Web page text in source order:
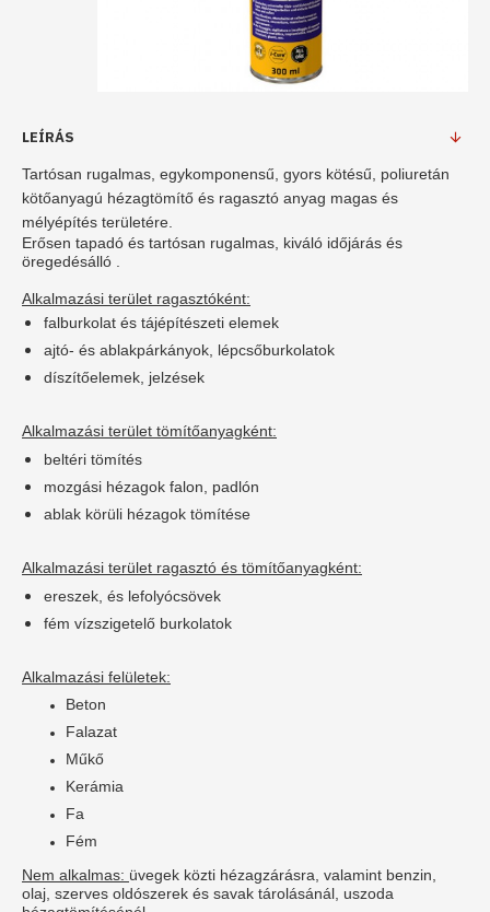
LEÍRÁS
Tartósan rugalmas, egykomponensű, gyors kötésű, poliuretán
kötőanyagú hézagtömítő és ragasztó anyag magas és
mélyépítés területére.
Erősen tapadó és tartósan rugalmas, kiváló időjárás és
öregedésálló .
Alkalmazási terület ragasztóként:
falburkolat és tájépítészeti elemek
ajtó- és ablakpárkányok, lépcsőburkolatok
díszítőelemek, jelzések
Alkalmazási terület tömítőanyagként:
beltéri tömítés
mozgási hézagok falon, padlón
ablak körüli hézagok tömítése
Alkalmazási terület ragasztó és tömítőanyagként:
ereszek, és lefolyócsövek
fém vízszigetelő burkolatok
Alkalmazási felületek:
Beton
Falazat
Műkő
Kerámia
Fa
Fém
Nem alkalmas: üvegek közti hézagzárásra, valamint benzin,
olaj, szerves oldószerek és savak tárolásánál, uszoda